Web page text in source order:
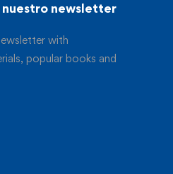
newsletter
with
popular books and